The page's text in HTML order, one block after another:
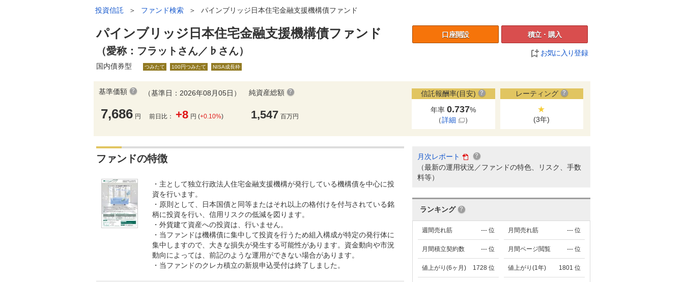
投資信託 ＞ ファンド検索 ＞ パインブリッジ日本住宅金融支援機構債ファンド
パインブリッジ日本住宅金融支援機構債ファンド
（愛称：フラットさん／♭さん）
口座開設 積立・購入
お気に入り登録
国内債券型
つみたて 100円つみたて NISA成長枠
基準価額
7,686 円
（基準日：2026年08月05日）
前日比： +8 円 (+0.10%)
純資産総額
1,547 百万円
信託報酬率(目安)
年率0.737%
（詳細 ）
レーティング
★
(3年)
ファンドの特徴
・主として独立行政法人住宅金融支援機構が発行している機構債を中心に投
資を行います。
・原則として、日本国債と同等またはそれ以上の格付けを付与されている銘
柄に投資を行い、信用リスクの低減を図ります。
・外貨建て資産への投資は、行いません。
・当ファンドは機構債に集中して投資を行うため組入構成が特定の発行体に
集中しますので、大きな損失が発生する可能性があります。資金動向や市況
動向によっては、前記のような運用ができない場合があります。
・当ファンドのクレカ積立の新規申込受付は終了しました。
月次レポート
（最新の運用状況／ファンドの特色、リスク、手数
料等）
ランキング
--- 位
週間売れ筋 --- 位
月間売れ筋
--- 位
月間積立契約数 --- 位
月間ページ閲覧
1728 位
値上がり(6ヶ月) 1801 位
値上がり(1年)